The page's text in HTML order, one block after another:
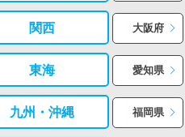
関西 大阪府
東海 愛知県
九州・沖縄 福岡県